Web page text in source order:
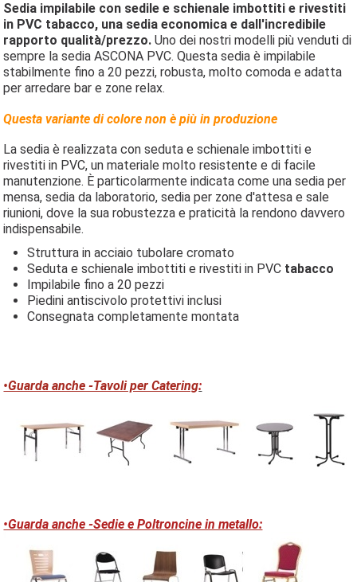
Sedia impilabile con sedile e schienale imbottiti e rivestiti
in PVC tabacco, una sedia economica e dall'incredibile
rapporto qualità/prezzo. Uno dei nostri modelli più venduti di
sempre la sedia ASCONA PVC. Questa sedia è impilabile
stabilmente fino a 20 pezzi, robusta, molto comoda e adatta
per arredare bar e zone relax.
Questa variante di colore non è più in produzione
La sedia è realizzata con seduta e schienale imbottiti e
rivestiti in PVC, un materiale molto resistente e di facile
manutenzione. È particolarmente indicata come una sedia per
mensa, sedia da laboratorio, sedia per zone d'attesa e sale
riunioni, dove la sua robustezza e praticità la rendono davvero
indispensabile.
Struttura in acciaio tubolare cromato
Seduta e schienale imbottiti e rivestiti in PVC tabacco
Impilabile fino a 20 pezzi
Piedini antiscivolo protettivi inclusi
Consegnata completamente montata
•Guarda anche -Tavoli per Catering:
•Guarda anche -Sedie e Poltroncine in metallo: